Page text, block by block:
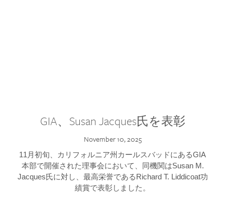
GIA、Susan Jacques氏を表彰
November 10, 2025
11月初旬、カリフォルニア州カールスバッドにあるGIA
本部で開催された理事会において、同機関はSusan M.
Jacques氏に対し、最高栄誉であるRichard T. Liddicoat功
績賞で表彰しました。